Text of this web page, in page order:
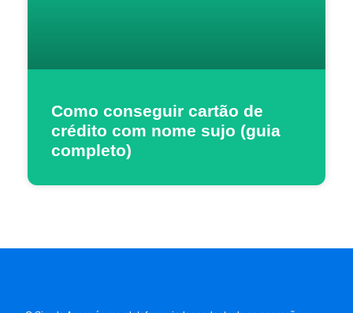
Como conseguir cartão de
crédito com nome sujo (guia
completo)